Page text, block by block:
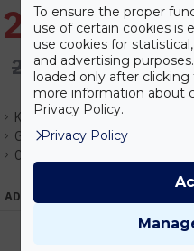
Készlet:Rendelhető
Gyártó:Elmark
Cikkszám:
26.057 Ft
28.953 Ft
ADATOK
To ensure the proper
use of certain cookies is
use cookies for
and advertising
loaded only after
more information about
Privacy Policy.
Privacy Policy